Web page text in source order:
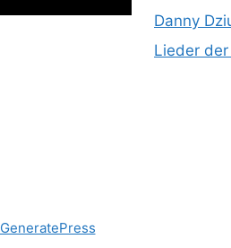
Danny
Lieder
GeneratePress